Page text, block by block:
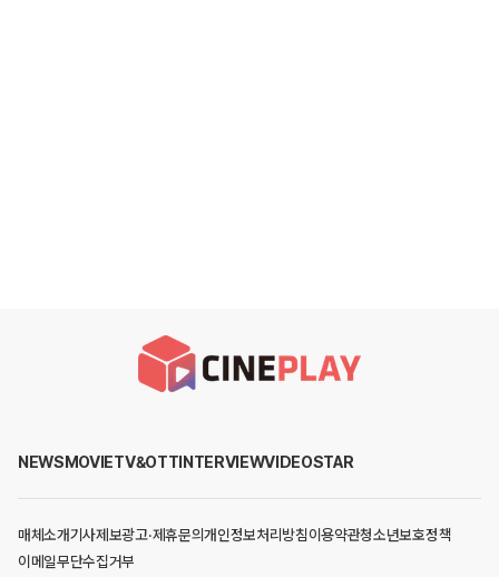
NEWSMOVIETV&OTTINTERVIEWVIDEOSTAR
매체소개기사제보광고·제휴문의개인정보처리방침이용약관청소년보호정책
이메일무단수집거부